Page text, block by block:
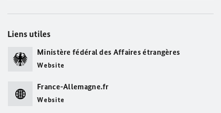
Liens utiles
Ministère fédéral des Affaires étrangères
Website
France-Allemagne.fr
Website